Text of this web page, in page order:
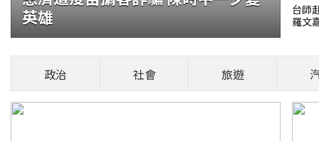
行60多人涉案
員捲入，清查範圍從個別涉案銀行擴大至
續行政程序，若查出銀行內控未確實落實，
英雄
台師
羅文
政治 社會 旅遊